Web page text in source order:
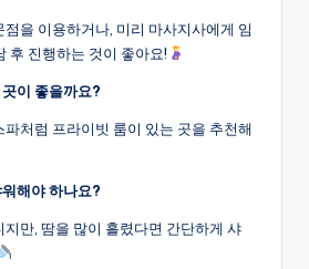
을 이용하거나, 미리 마사지사에게 임
후 진행하는 것이 좋아요!
이 좋을까요?
처럼 프라이빗 룸이 있는 곳을 추천해
해야 하나요?
지만, 땀을 많이 흘렸다면 간단하게 샤